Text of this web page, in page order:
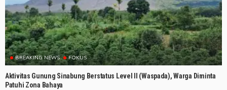
BREAKING NEWS FOKUS
Aktivitas Gunung Sinabung Berstatus Level II (Waspada), Warga Diminta
Patuhi Zona Bahaya